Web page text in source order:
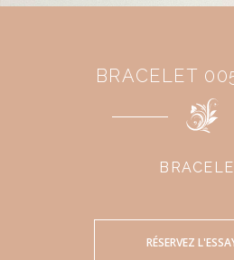
BRACELET
RÉSERVEZ